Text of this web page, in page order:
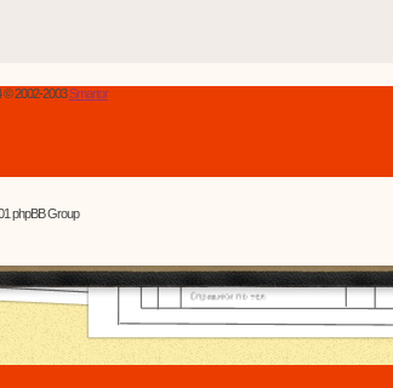
© 2002-2003Smartor
phpBB Group